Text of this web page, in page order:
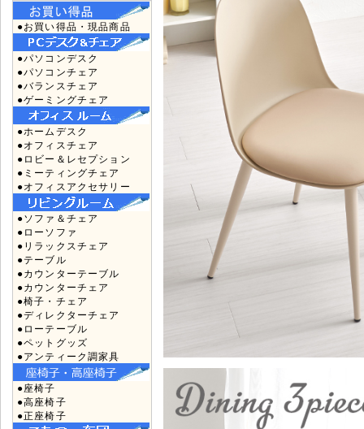
●お買い得品・現品商品
●パソコンデスク
●パソコンチェア
●バランスチェア
●ゲーミングチェア
●ホームデスク
●オフィスチェア
●ロビー＆レセプション
●ミーティングチェア
●オフィスアクセサリー
●ソファ＆チェア
●ローソファ
●リラックスチェア
●テーブル
●カウンターテーブル
●カウンターチェア
●椅子・チェア
●ディレクターチェア
●ローテーブル
●ペットグッズ
●アンティーク調家具
●座椅子
●高座椅子
●正座椅子